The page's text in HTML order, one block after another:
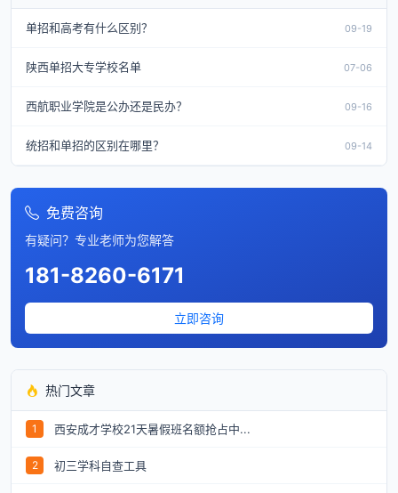
单招和高考有什么区别？ 09-19
陕西单招大专学校名单 07-06
西航职业学院是公办还是民办？ 09-16
统招和单招的区别在哪里？ 09-14
免费咨询
有疑问？专业老师为您解答
181-8260-6171
立即咨询
热门文章
1 西安成才学校21天暑假班名额抢占中...
2 初三学科自查工具